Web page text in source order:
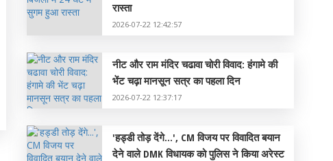
रास्ता
2026-07-22 12:42:57
नीट और राम मंदिर चढावा चोरी विवाद: हंगामे की
भेंट चढ़ा मानसून सत्र का पहला दिन
2026-07-22 12:37:17
'हड्डी तोड़ देंगे...', CM विजय पर विवादित बयान
देने वाले DMK विधायक को पुलिस ने किया अरेस्ट